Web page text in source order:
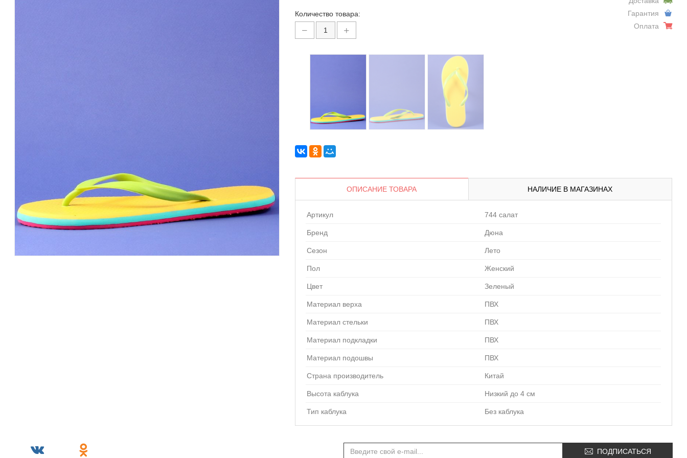
Количество товара:
Гарантия
Оплата
ОПИСАНИЕ ТОВАРА НАЛИЧИЕ В МАГАЗИНАХ
Артикул 744 салат
Бренд Дюна
Сезон Лето
Пол Женский
Цвет Зеленый
Материал верха ПВХ
Материал стельки ПВХ
Материал подкладки ПВХ
Материал подошвы ПВХ
Страна производитель Китай
Высота каблука Низкий до 4 см
Тип каблука Без каблука
ПОДПИСАТЬСЯ